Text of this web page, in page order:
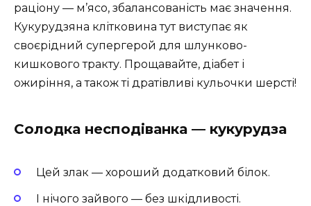
раціону — м’ясо, збалансованість має значення.
Кукурудзяна клітковина тут виступає як
своєрідний супергерой для шлунково-
кишкового тракту. Прощавайте, діабет і
ожиріння, а також ті дратівливі кульочки шерсті!
Солодка несподіванка — кукурудза
Цей злак — хороший додатковий білок.
І нічого зайвого — без шкідливості.